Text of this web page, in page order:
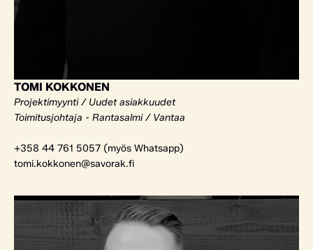
TOMI KOKKONEN
Projektimyynti / Uudet asiakkuudet
Toimitusjohtaja - Rantasalmi / Vantaa
+358 44 761 5057 (myös Whatsapp)
tomi.kokkonen@savorak.fi